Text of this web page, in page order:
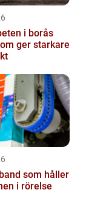
i borås
ger starkare
som håller
i rörelse